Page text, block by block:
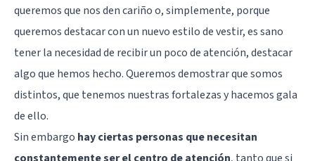
queremos que nos den cariño o, simplemente, porque
queremos destacar con un nuevo estilo de vestir, es sano
tener la necesidad de recibir un poco de atención, destacar
algo que hemos hecho. Queremos demostrar que somos
distintos, que tenemos nuestras fortalezas y hacemos gala
de ello.
Sin embargo hay ciertas personas que necesitan